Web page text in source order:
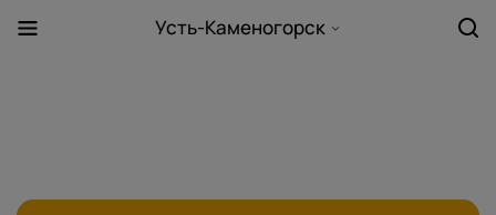
Усть-Каменогорск